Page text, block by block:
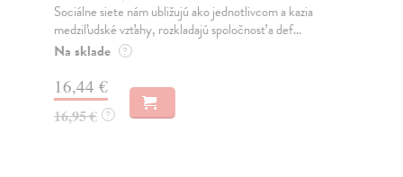
Sociálne siete nám ubližujú ako jednotlivcom a kazia
medziľudské vzťahy, rozkladajú spoločnosť a def...
Na sklade ?
16,44 €
16,95 € ?